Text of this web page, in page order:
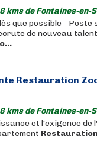
kms de Fontaines-en-
que possible -
de nouveau
Restauration
kms de Fontaines-en-
et l'exigence de
Restauration